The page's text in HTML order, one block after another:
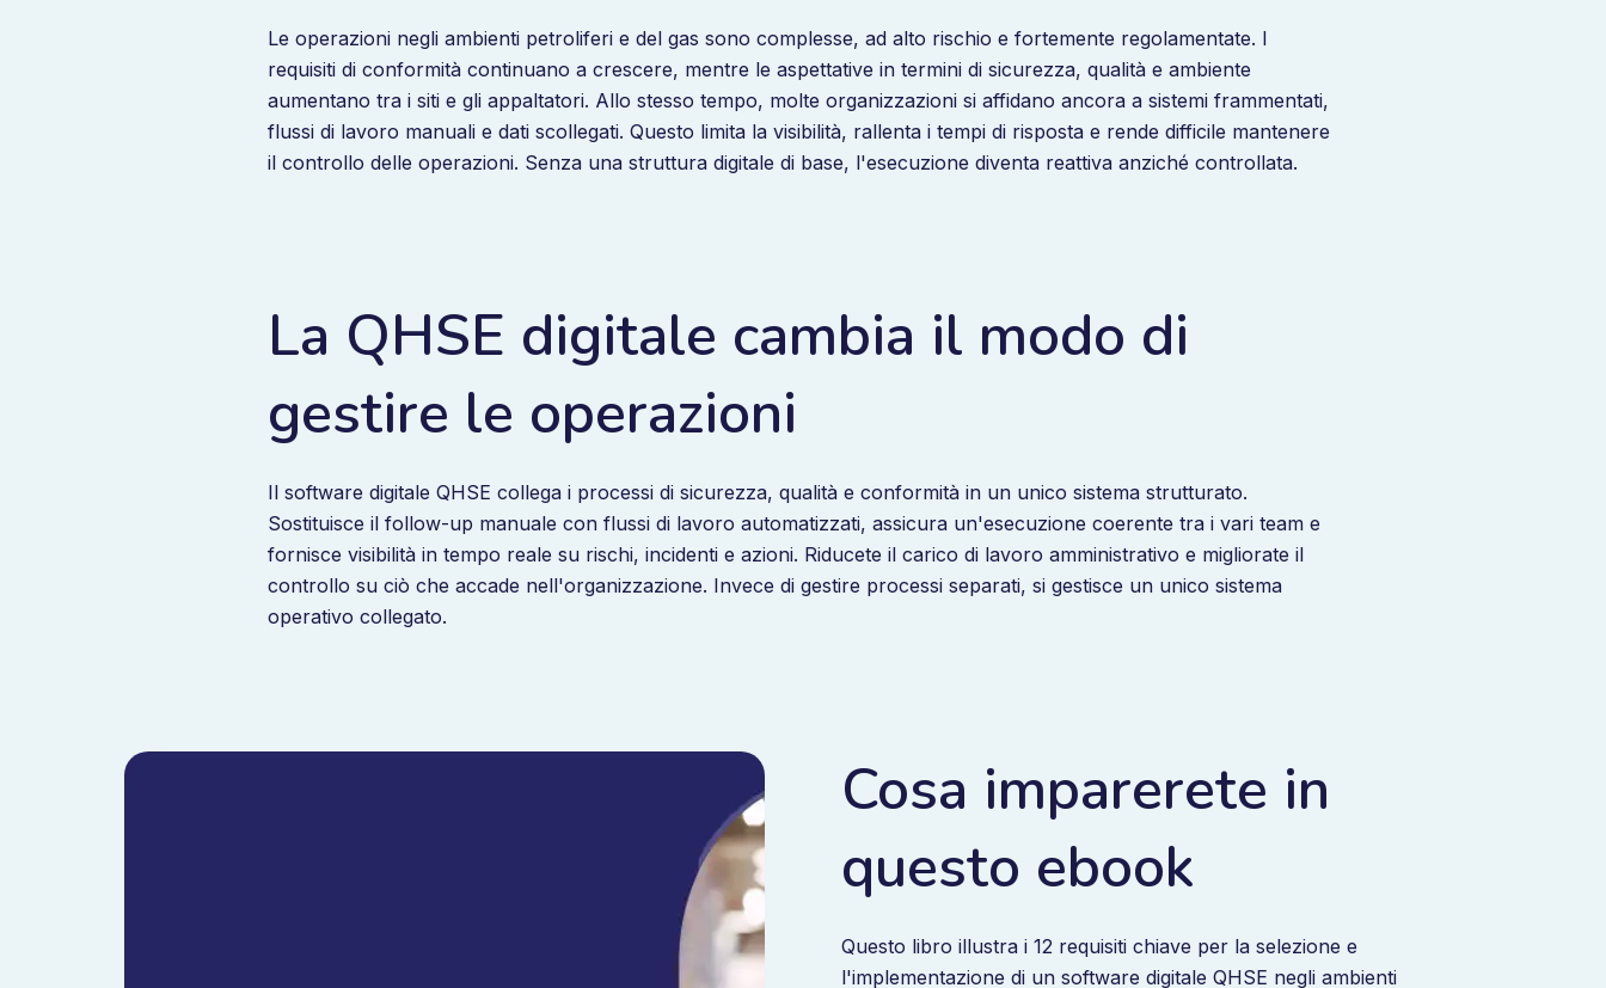
Le operazioni negli ambienti petroliferi e del gas sono complesse, ad alto rischio e fortemente regolamentate. I
requisiti di conformità continuano a crescere, mentre le aspettative in termini di sicurezza, qualità e ambiente
aumentano tra i siti e gli appaltatori. Allo stesso tempo, molte organizzazioni si affidano ancora a sistemi frammentati,
flussi di lavoro manuali e dati scollegati. Questo limita la visibilità, rallenta i tempi di risposta e rende difficile mantenere
il controllo delle operazioni. Senza una struttura digitale di base, l'esecuzione diventa reattiva anziché controllata.
La QHSE digitale cambia il modo di
gestire le operazioni
Il software digitale QHSE collega i processi di sicurezza, qualità e conformità in un unico sistema strutturato.
Sostituisce il follow-up manuale con flussi di lavoro automatizzati, assicura un'esecuzione coerente tra i vari team e
fornisce visibilità in tempo reale su rischi, incidenti e azioni. Riducete il carico di lavoro amministrativo e migliorate il
controllo su ciò che accade nell'organizzazione. Invece di gestire processi separati, si gestisce un unico sistema
operativo collegato.
Cosa imparerete in
questo ebook
Questo libro illustra i 12 requisiti chiave per la selezione e
l'implementazione di un software digitale QHSE negli ambienti